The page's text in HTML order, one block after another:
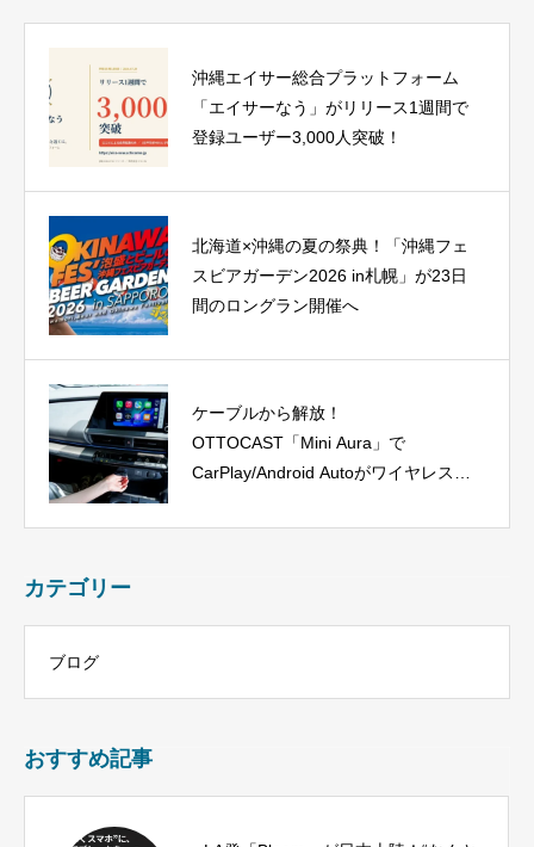
沖縄エイサー総合プラットフォーム
「エイサーなう」がリリース1週間で
登録ユーザー3,000人突破！
北海道×沖縄の夏の祭典！「沖縄フェ
スビアガーデン2026 in札幌」が23日
間のロングラン開催へ
ケーブルから解放！
OTTOCAST「Mini Aura」で
CarPlay/Android Autoがワイヤレス
カテゴリー
ブログ
おすすめ記事